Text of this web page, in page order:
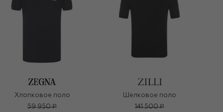
Хлопковое поло
59 950 ₽
Шелковое поло
141 500 ₽